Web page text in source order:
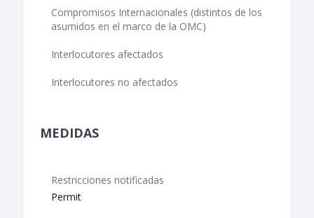
Compromisos Internacionales (distintos de los
asumidos en el marco de la OMC)
Interlocutores afectados
Interlocutores no afectados
MEDIDAS
Restricciones notificadas
Permit